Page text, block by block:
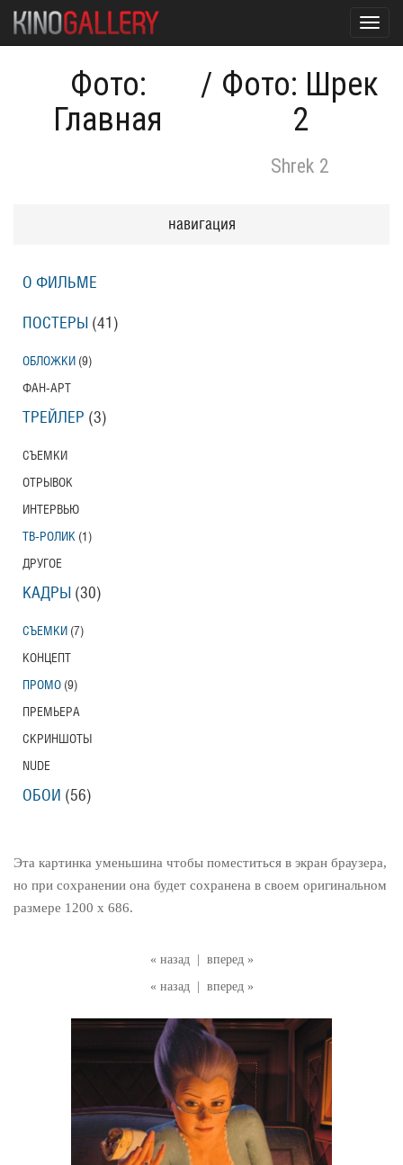
Фото:
Главная
/ Фото: Шрек
2
Shrek 2
« назад
вперед »
« назад
вперед »
Эта картинка уменьшина чтобы поместиться в экран браузера,
но при сохранении она будет сохранена в своем оригинальном
размере 1200 x 686.
навигация
О ФИЛЬМЕ
ПОСТЕРЫ (41)
ОБЛОЖКИ (9)
ФАН-АРТ
ТРЕЙЛЕР (3)
СЪЕМКИ
ОТРЫВОК
ИНТЕРВЬЮ
ТВ-РОЛИК (1)
ДРУГОЕ
КАДРЫ (30)
СЪЕМКИ (7)
КОНЦЕПТ
ПРОМО (9)
ПРЕМЬЕРА
СКРИНШОТЫ
NUDE
ОБОИ (56)